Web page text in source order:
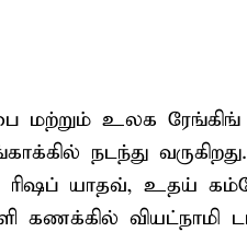
மற்றும் உலக ரேங்கிங்
நடந்து
ரிஷப் யாதவ், உதய்
கணக்கில் வியட்நாமி